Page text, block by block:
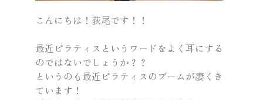
こんにちは！荻尾です！！
最近ピラティスというワードをよく耳にする
のではないでしょうか？？
というのも最近ピラティスのブームが凄くき
ています！